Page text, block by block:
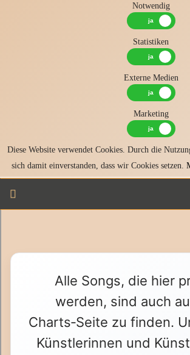
Notwendig
Statistiken
Externe Medien
Marketing
Diese Website verwendet Cookies. Durch die
sich damit einverstanden, dass wir Cookies setzen.
Alle Songs, die hier
werden, sind auch
Charts‑Seite zu finden.
Künstlerinnen und